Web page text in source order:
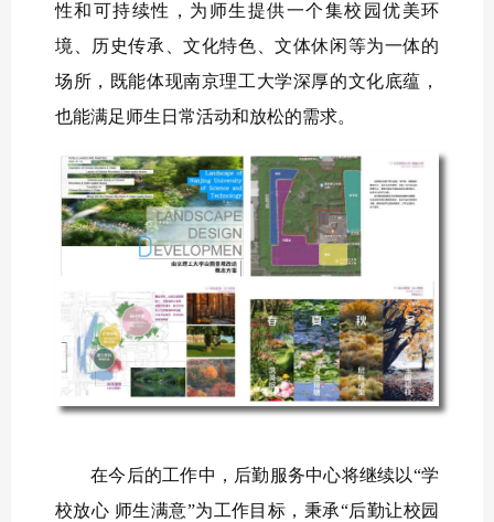
性和可持续性，为师生提供一个集校园优美环
境、历史传承、文化特色、文体休闲等为一体的
场所，既能体现南京理工大学深厚的文化底蕴，
也能满足师生日常活动和放松的需求。
在今后的工作中，后勤服务中心将继续以“学
校放心 师生满意”为工作目标，秉承“后勤让校园